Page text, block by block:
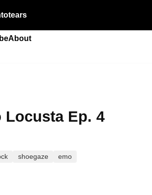
About
Locusta Ep. 4
shoegaze emo